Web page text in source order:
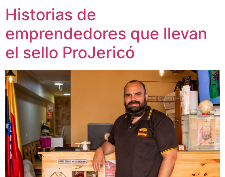
Historias de
emprendedores que llevan
el sello ProJericó